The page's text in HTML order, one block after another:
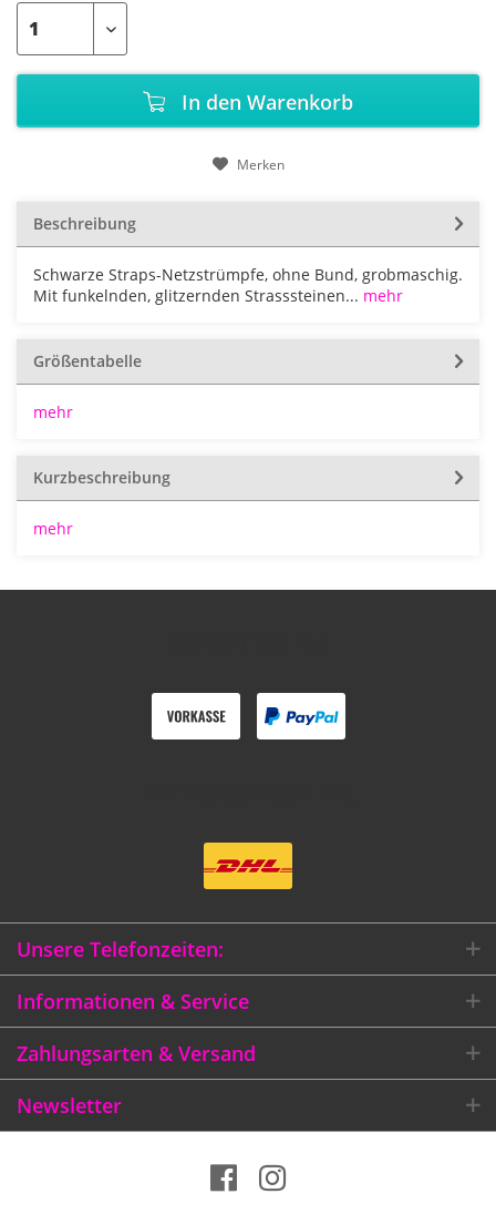
In den Warenkorb
Merken
Beschreibung
Schwarze Straps-Netzstrümpfe, ohne Bund, grobmaschig.
Mit funkelnden, glitzernden Strasssteinen... mehr
Größentabelle
mehr
Kurzbeschreibung
mehr
Unsere Telefonzeiten:
Informationen & Service
Zahlungsarten & Versand
Newsletter